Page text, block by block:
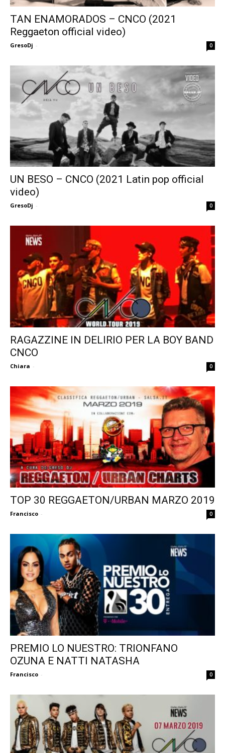
TAN ENAMORADOS – CNCO (2021
Reggaeton official video)
GresoDj - 0
UN BESO – CNCO (2021 Latin pop official
video)
GresoDj - 0
RAGAZZINE IN DELIRIO PER LA BOY BAND
CNCO
Chiara - 0
TOP 30 REGGAETON/URBAN MARZO 2019
Francisco - 0
PREMIO LO NUESTRO: TRIONFANO
OZUNA E NATTI NATASHA
Francisco - 0